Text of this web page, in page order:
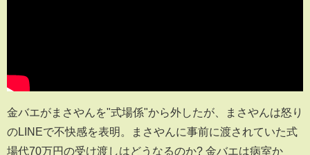
金バエがまさやんを"式場係"から外したが、まさやんは怒り
のLINEで不快感を表明。まさやんに事前に渡されていた式
場代70万円の受け渡しはどうなるのか? 金バエは病室か